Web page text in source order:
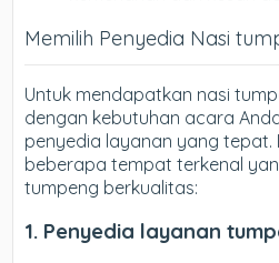
Memilih Penyedia Nasi
Untuk mendapatkan nasi
dengan kebutuhan acara
penyedia layanan yang tepat.
beberapa tempat terkenal
tumpeng berkualitas:
1. Penyedia layanan